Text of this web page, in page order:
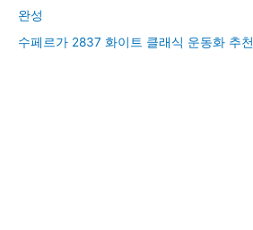
완성
수페르가 2837 화이트 클래식 운동화 추천